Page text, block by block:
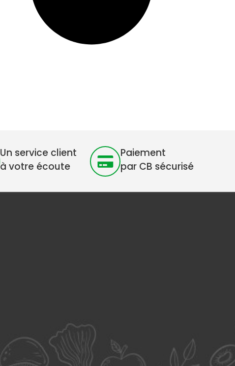
Un service client
à votre écoute
Paiement
par CB sécurisé